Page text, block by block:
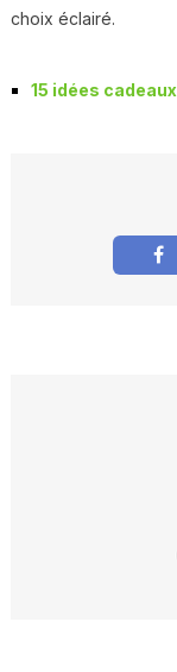
choix éclairé.
15 idées